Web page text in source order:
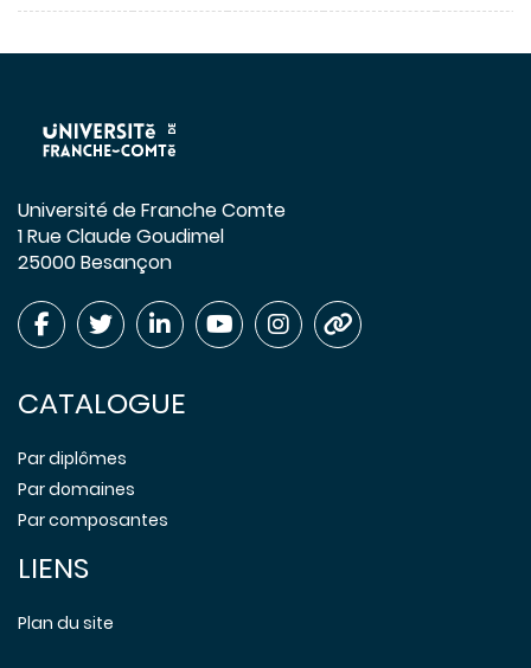
Université de Franche Comte
1 Rue Claude Goudimel
25000 Besançon
CATALOGUE
Par diplômes
Par domaines
Par composantes
LIENS
Plan du site